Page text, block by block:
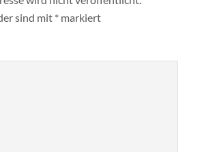
sind mit * markiert